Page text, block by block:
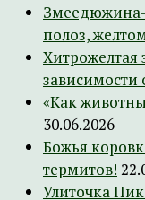
Змеедюжина-
полоз,
Хитрожелтая
зависимости
«Как
30.06.2026
Божья
термитов!
Улиточка